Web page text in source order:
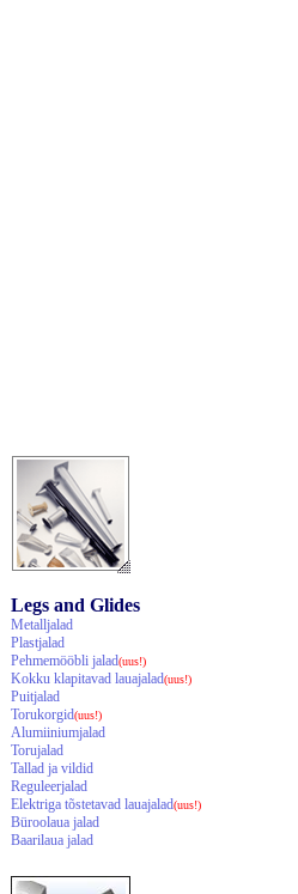
Legs and Glides
Metalljalad
Plastjalad
Pehmemööbli jalad(uus!)
Kokku klapitavad lauajalad(uus!)
Puitjalad
Torukorgid(uus!)
Alumiiniumjalad
Torujalad
Tallad ja vildid
Reguleerjalad
Elektriga tõstetavad lauajalad(uus!)
Büroolaua jalad
Baarilaua jalad